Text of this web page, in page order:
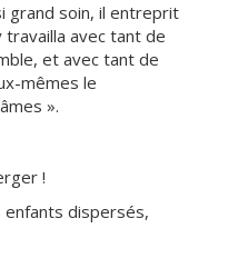
grand soin, il entreprit
avec tant de
et avec tant de
mêmes le
».
!
enfants dispersés,